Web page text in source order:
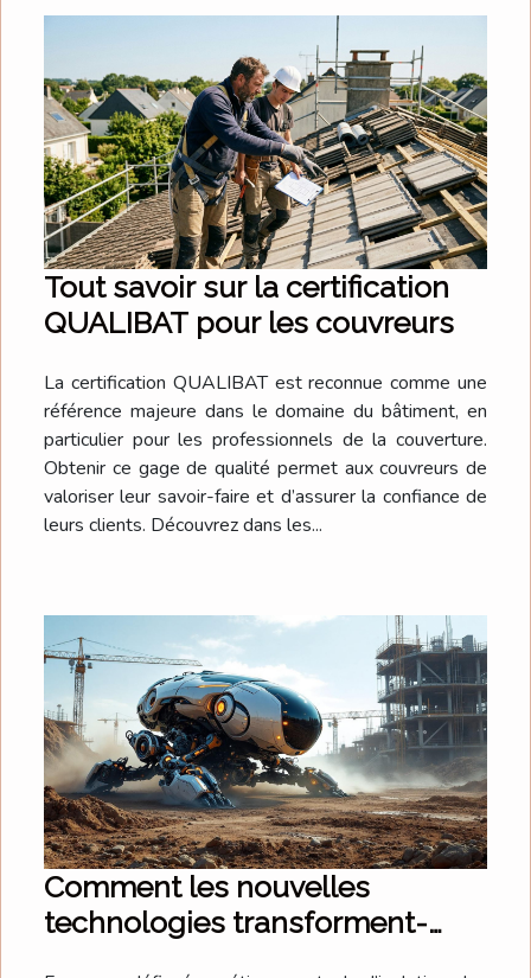
Tout savoir sur la certification
QUALIBAT pour les couvreurs
La certification QUALIBAT est reconnue comme une
référence majeure dans le domaine du bâtiment, en
particulier pour les professionnels de la couverture.
Obtenir ce gage de qualité permet aux couvreurs de
valoriser leur savoir-faire et d’assurer la confiance de
leurs clients. Découvrez dans les...
Comment les nouvelles
technologies transforment-